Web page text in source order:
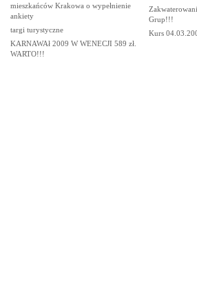
mieszkańców Krakowa o wypełnienie
ankiety
targi turystyczne
KARNAWAł 2009 W WENECJI 589 zł.
WARTO!!!
Grup!!!
Kurs